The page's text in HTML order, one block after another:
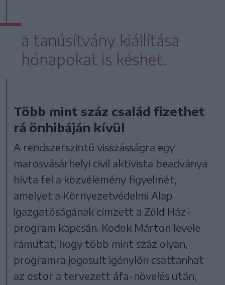
a tanúsítvány kiállítása
hónapokat is késhet.
Több mint száz család fizethet
rá önhibáján kívül
A rendszerszintű visszásságra egy
marosvásárhelyi civil aktivista beadványa
hívta fel a közvélemény figyelmét,
amelyet a Környezetvédelmi Alap
igazgatóságának címzett a Zöld Ház-
program kapcsán. Kodok Márton levele
rámutat, hogy több mint száz olyan,
programra jogosult igénylőn csattanhat
az ostor a tervezett áfa-növelés után,